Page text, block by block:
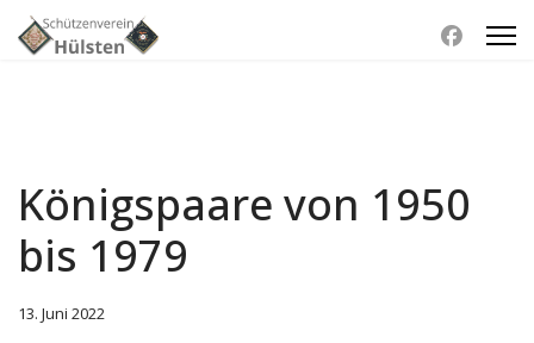
Königspaare von 1950
bis 1979
13. Juni 2022